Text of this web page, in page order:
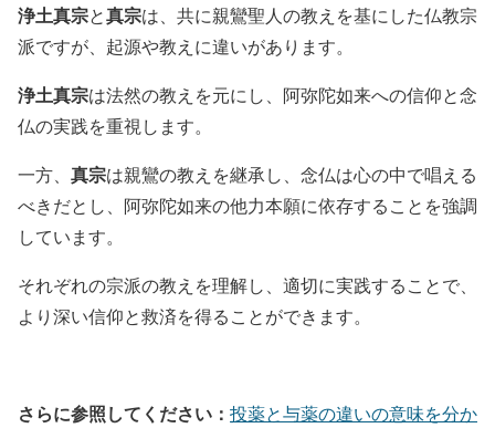
浄土真宗と真宗は、共に親鸞聖人の教えを基にした仏教宗
派ですが、起源や教えに違いがあります。
浄土真宗は法然の教えを元にし、阿弥陀如来への信仰と念
仏の実践を重視します。
一方、 真宗は親鸞の教えを継承し、念仏は心の中で唱える
べきだとし、阿弥陀如来の他力本願に依存することを強調
しています。
それぞれの宗派の教えを理解し、適切に実践することで、
より深い信仰と救済を得ることができます。
さらに参照してください： 投薬と与薬の違いの意味を分か